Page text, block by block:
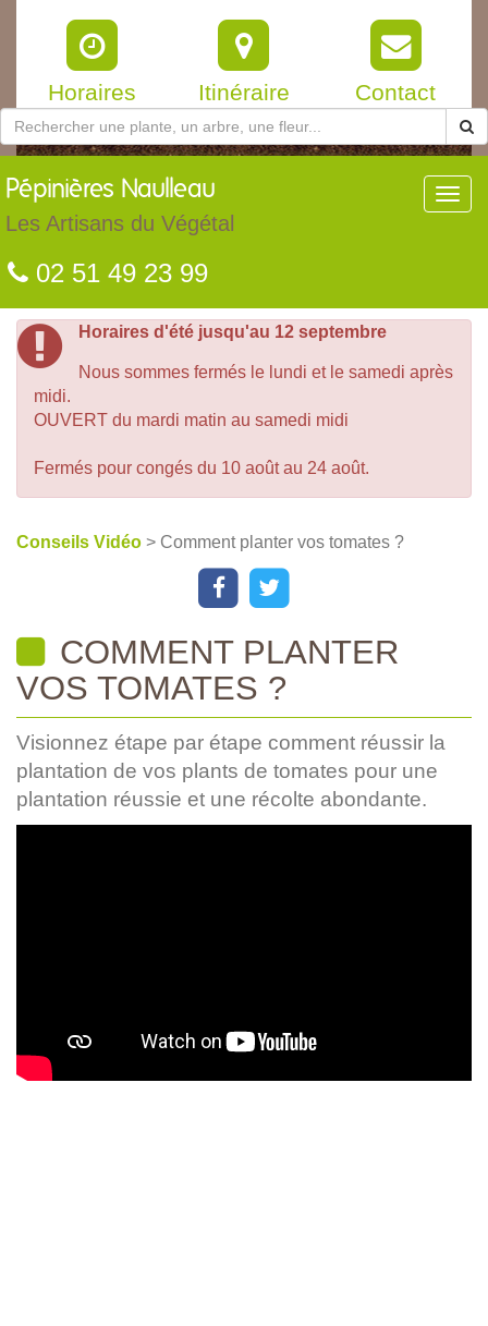
Horaires Itinéraire Contact
Pépinières Naulleau
Les Artisans du Végétal
02 51 49 23 99
Horaires d'été jusqu'au 12 septembre
Nous sommes fermés le lundi et le samedi après
midi.
OUVERT du mardi matin au samedi midi
Fermés pour congés du 10 août au 24 août.
Conseils Vidéo > Comment planter vos tomates ?
COMMENT PLANTER
VOS TOMATES ?
Visionnez étape par étape comment réussir la
plantation de vos plants de tomates pour une
plantation réussie et une récolte abondante.